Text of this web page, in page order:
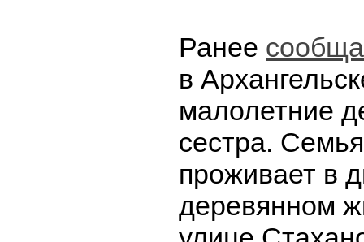
Ранее
в
малолетние
сестра.
проживает в
деревянном